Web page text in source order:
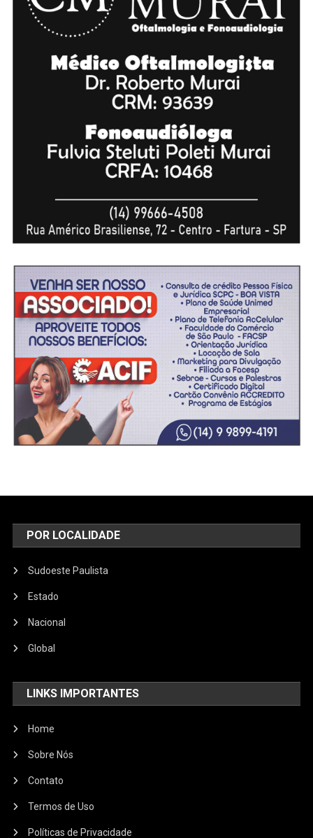
POR LOCALIDADE
Sudoeste Paulista
Estado
Nacional
Global
LINKS IMPORTANTES
Home
Sobre Nós
Contato
Termos de Uso
Políticas de Privacidade